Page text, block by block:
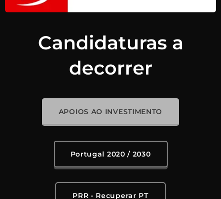
Candidaturas a
decorrer
APOIOS AO INVESTIMENTO
Portugal 2020 / 2030
PRR - Recuperar PT